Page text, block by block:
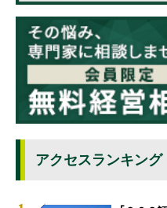
アクセスランキング